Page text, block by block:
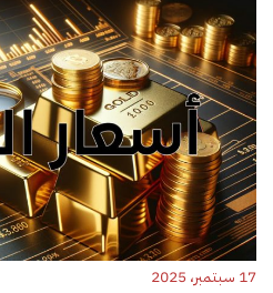
17 سبتمبر، 2025